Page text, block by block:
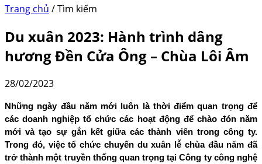
Trang chủ / Tìm kiếm
Du xuân 2023: Hành trình dâng
hương Đền Cửa Ông – Chùa Lôi Âm
28/02/2023
Những ngày đầu năm mới luôn là thời điểm quan trọng để
các doanh nghiệp tổ chức các hoạt động để chào đón năm
mới và tạo sự gắn kết giữa các thành viên trong công ty.
Trong đó, việc tổ chức chuyến du xuân lễ chùa đầu năm đã
trở thành một truyền thống quan trọng tại Công ty công nghệ